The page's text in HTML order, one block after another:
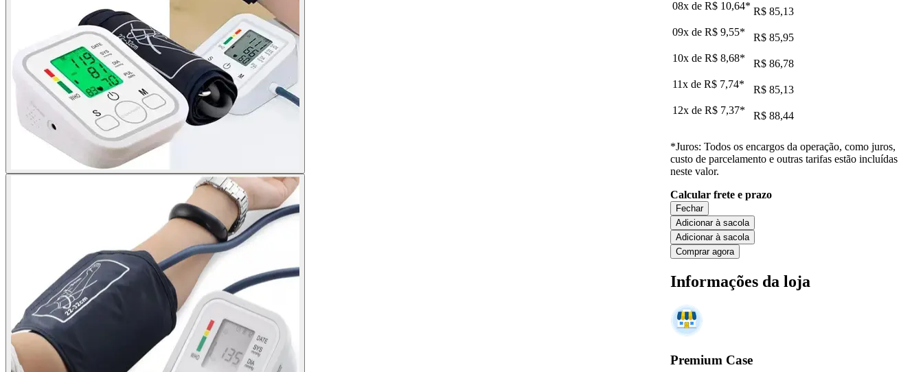
08x de R$ 10,64* R$ 85,13
09x de R$ 9,55*
R$ 85,95
10x de R$ 8,68*
R$ 86,78
11x de R$ 7,74*
R$ 85,13
12x de R$ 7,37* R$ 88,44
*Juros: Todos os encargos da operação, como juros,
custo de parcelamento e outras tarifas estão incluídas
neste valor.
Calcular frete e prazo
Fechar
Adicionar à sacola
Adicionar à sacola
Comprar agora
Informações da loja
Premium Case